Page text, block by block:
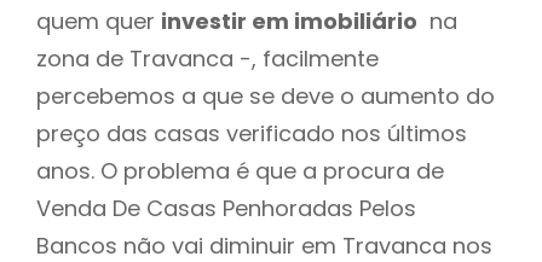
quem quer investir em imobiliário na
zona de Travanca -, facilmente
percebemos a que se deve o aumento do
preço das casas verificado nos últimos
anos. O problema é que a procura de
Venda De Casas Penhoradas Pelos
Bancos não vai diminuir em Travanca nos